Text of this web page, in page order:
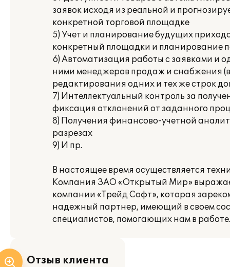
заявок исходя из реальной и
конкретной торговой площадке
5) Учет и планирование будущих
конкретный площадки и планирование
6) Автоматизация работы с заявками и
ними менеджеров продаж и снабжения
редактирования одних и тех же строк
7) Интеллектуальный контроль за
фиксация отклонений от заданного
8) Получения финансово-учетной
разрезах
9) И пр.
В настоящее время осуществляется
Компания ЗАО «Открытый Мир»
компании «Трейд Софт», которая
надежный партнер, имеющий в своем
специалистов, помогающих нам в работе.
Отзыв клиента